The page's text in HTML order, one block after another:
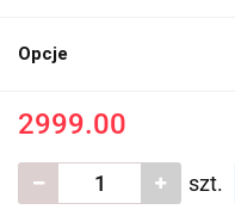
Opcje
2999.00
szt.